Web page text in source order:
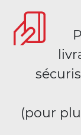
(pour